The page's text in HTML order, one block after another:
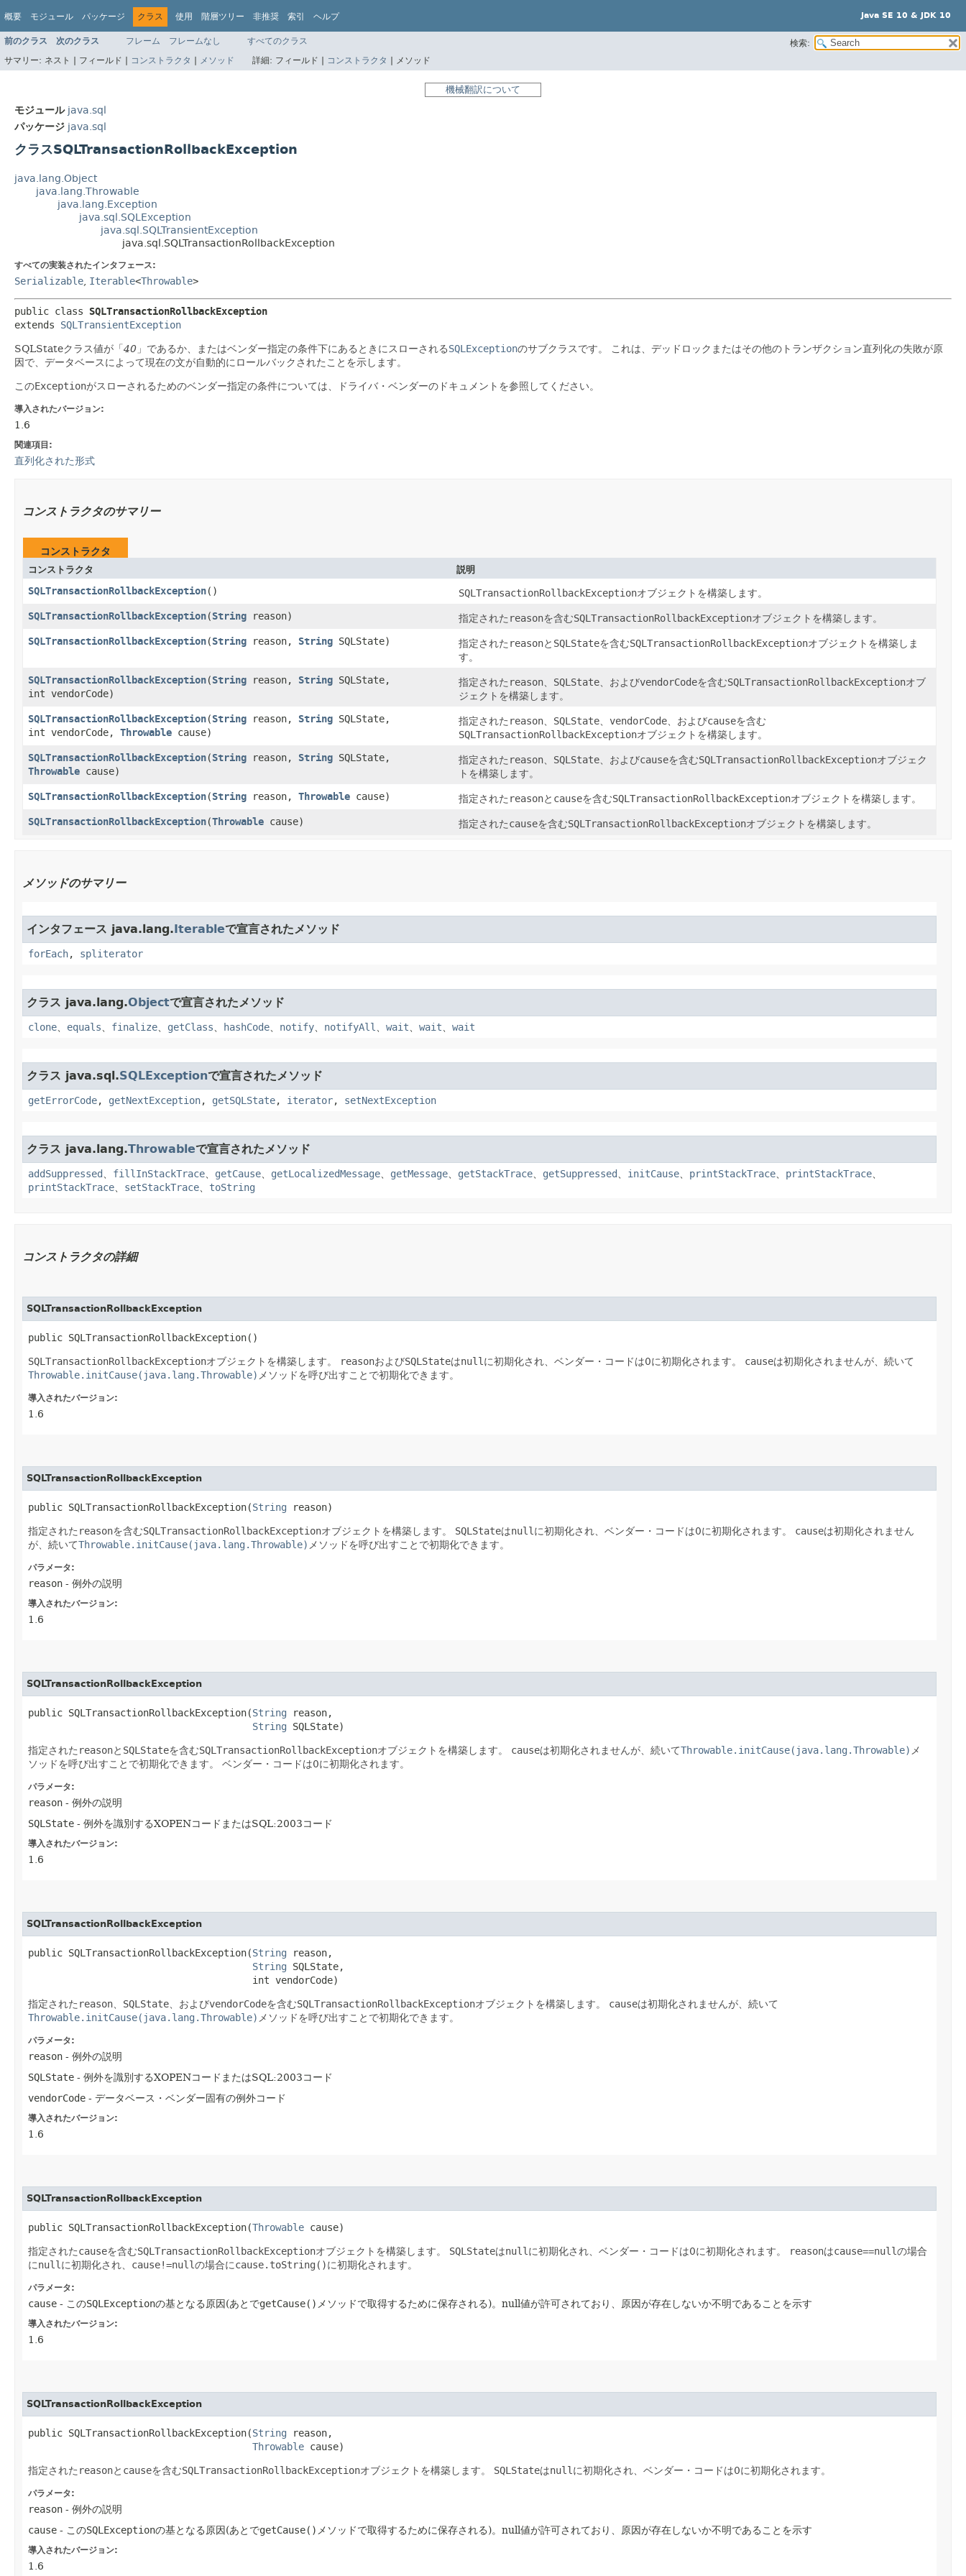
概要 モジュール パッケージ クラス 使用 階層ツリー 非推奨 索引 ヘルプ Java SE 10 & JDK 10
前のクラス 次のクラス フレーム フレームなし すべてのクラス
検索:
サマリー: ネスト | フィールド | コンストラクタ | メソッド 詳細: フィールド | コンストラクタ | メソッド
機械翻訳について
モジュール java.sql
パッケージ java.sql
クラスSQLTransactionRollbackException
java.lang.Object
java.lang.Throwable
java.lang.Exception
java.sql.SQLException
java.sql.SQLTransientException
java.sql.SQLTransactionRollbackException
すべての実装されたインタフェース:
Serializable Iterable<Throwable>
public class SQLTransactionRollbackException
extends SQLTransientException
SQLStateクラス値が「 40 」であるか、またはベンダー指定の条件下にあるときにスローされるSQLExceptionのサブクラスです。
これは、デッドロックまたはその他のトランザクション直列化の失敗が原
因で、データベースによって現在の文が自動的にロールバックされたことを示します。
このExceptionがスローされるためのベンダー指定の条件については、ドライバ・ベンダーのドキュメントを参照してください。
導入されたバージョン:
1.6
関連項目:
直列化された形式
コンストラクタのサマリー
コンストラクタ
コンストラクタ 説明
SQLTransactionRollbackException() SQLTransactionRollbackExceptionオブジェクトを構築します。
SQLTransactionRollbackException​(String reason) 指定された reasonを含むSQLTransactionRollbackExceptionオブジェクトを構築します。
SQLTransactionRollbackException​(String reason, String SQLState) 指定された reasonと SQLStateを含むSQLTransactionRollbackExceptionオブジェクトを構築しま
す。
SQLTransactionRollbackException​(String reason, String SQLState,
int vendorCode)
指定された reason SQLState 、およびvendorCodeを含むSQLTransactionRollbackExceptionオブ
ジェクトを構築します。
SQLTransactionRollbackException​(String reason, String SQLState,
int vendorCode, Throwable cause)
指定された reason SQLState vendorCode 、およびcauseを含む
SQLTransactionRollbackExceptionオブジェクトを構築します。
SQLTransactionRollbackException​(String reason, String SQLState,
Throwable cause)
指定された reason SQLState 、およびcauseを含むSQLTransactionRollbackExceptionオブジェク
トを構築します。
SQLTransactionRollbackException​(String reason, Throwable cause) 指定された reasonと causeを含むSQLTransactionRollbackExceptionオブジェクトを構築します。
SQLTransactionRollbackException​(Throwable cause) 指定されたcauseを含むSQLTransactionRollbackExceptionオブジェクトを構築します。
メソッドのサマリー
インタフェース java.lang.Iterableで宣言されたメソッド
forEach, spliterator
クラス java.lang.Objectで宣言されたメソッド
clone、 equals、 finalize、 getClass、 hashCode、 notify、 notifyAll、 wait、 wait、 wait
クラス java.sql.SQLExceptionで宣言されたメソッド
getErrorCode, getNextException, getSQLState, iterator, setNextException
クラス java.lang.Throwableで宣言されたメソッド
addSuppressed、 fillInStackTrace、 getCause、 getLocalizedMessage、 getMessage、 getStackTrace、 getSuppressed、 initCause、 printStackTrace、 printStackTrace、
printStackTrace、 setStackTrace、 toString
コンストラクタの詳細
SQLTransactionRollbackException
public SQLTransactionRollbackException()
SQLTransactionRollbackExceptionオブジェクトを構築します。 reasonおよびSQLStateはnullに初期化され、ベンダー・コードは0に初期化されます。 causeは初期化されませんが、続いて
Throwable.initCause(java.lang.Throwable) メソッドを呼び出すことで初期化できます。
導入されたバージョン:
1.6
SQLTransactionRollbackException
public SQLTransactionRollbackException​(String reason)
指定された reasonを含むSQLTransactionRollbackExceptionオブジェクトを構築します。 SQLStateはnullに初期化され、ベンダー・コードは0に初期化されます。 causeは初期化されません
が、続いてThrowable.initCause(java.lang.Throwable) メソッドを呼び出すことで初期化できます。
パラメータ:
reason - 例外の説明
導入されたバージョン:
1.6
SQLTransactionRollbackException
public SQLTransactionRollbackException​(String reason,
String SQLState)
指定された reasonと SQLStateを含むSQLTransactionRollbackExceptionオブジェクトを構築します。 causeは初期化されませんが、続いてThrowable.initCause(java.lang.Throwable) メ
ソッドを呼び出すことで初期化できます。
ベンダー・コードは0に初期化されます。
パラメータ:
reason - 例外の説明
SQLState - 例外を識別するXOPENコードまたはSQL:2003コード
導入されたバージョン:
1.6
SQLTransactionRollbackException
public SQLTransactionRollbackException​(String reason,
String SQLState,
                                       int vendorCode)
指定された reason SQLState 、およびvendorCodeを含むSQLTransactionRollbackExceptionオブジェクトを構築します。 causeは初期化されませんが、続いて
Throwable.initCause(java.lang.Throwable) メソッドを呼び出すことで初期化できます。
パラメータ:
reason - 例外の説明
SQLState - 例外を識別するXOPENコードまたはSQL:2003コード
vendorCode - データベース・ベンダー固有の例外コード
導入されたバージョン:
1.6
SQLTransactionRollbackException
public SQLTransactionRollbackException​(Throwable cause)
指定されたcauseを含むSQLTransactionRollbackExceptionオブジェクトを構築します。 SQLStateはnullに初期化され、ベンダー・コードは0に初期化されます。 reasonはcause==nullの場合
にnullに初期化され、 cause!=nullの場合にcause.toString()に初期化されます。
パラメータ:
cause - このSQLExceptionの基となる原因(あとでgetCause() メソッドで取得するために保存される)。null値が許可されており、原因が存在しないか不明であることを示す
導入されたバージョン:
1.6
SQLTransactionRollbackException
public SQLTransactionRollbackException​(String reason,
Throwable cause)
指定された reasonと causeを含むSQLTransactionRollbackExceptionオブジェクトを構築します。 SQLStateはnullに初期化され、ベンダー・コードは0に初期化されます。
パラメータ:
reason - 例外の説明
cause - このSQLExceptionの基となる原因(あとでgetCause() メソッドで取得するために保存される)。null値が許可されており、原因が存在しないか不明であることを示す
導入されたバージョン:
1.6